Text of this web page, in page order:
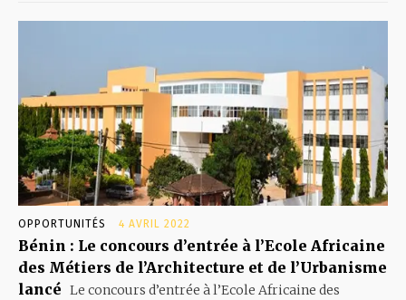
OPPORTUNITÉS 4 AVRIL 2022
Bénin : Le concours d’entrée à l’Ecole Africaine
des Métiers de l’Architecture et de l’Urbanisme
lancé Le concours d’entrée à l’Ecole Africaine des